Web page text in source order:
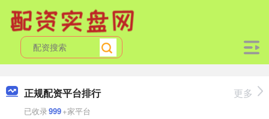
正规配资平台排行
已收录999+家平台
更多